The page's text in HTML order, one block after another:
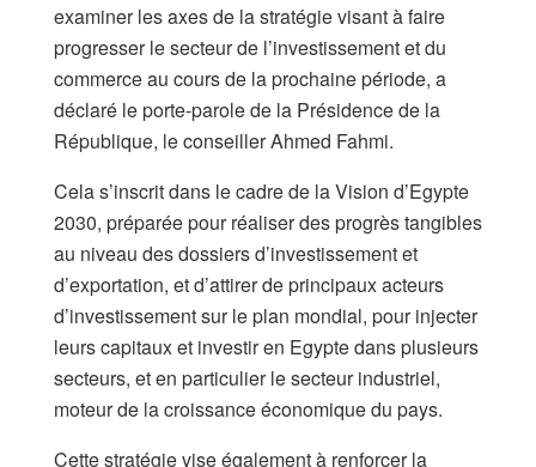
examiner les axes de la stratégie visant à faire
progresser le secteur de l’investissement et du
commerce au cours de la prochaine période, a
déclaré le porte-parole de la Présidence de la
République, le conseiller Ahmed Fahmi.
Cela s’inscrit dans le cadre de la Vision d’Egypte
2030, préparée pour réaliser des progrès tangibles
au niveau des dossiers d’investissement et
d’exportation, et d’attirer de principaux acteurs
d’investissement sur le plan mondial, pour injecter
leurs capitaux et investir en Egypte dans plusieurs
secteurs, et en particulier le secteur industriel,
moteur de la croissance économique du pays.
Cette stratégie vise également à renforcer la